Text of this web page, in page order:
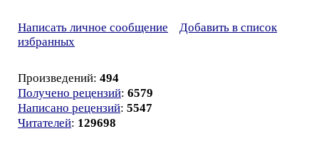
Написать личное сообщение
Добавить в список
избранных
Произведений: 494
Получено рецензий: 6579
Написано рецензий: 5547
Читателей: 129698